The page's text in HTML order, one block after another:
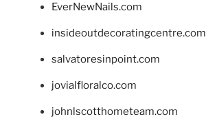
EverNewNails.com
insideoutdecoratingcentre.com
salvatoresinpoint.com
jovialfloralco.com
johnlscotthometeam.com